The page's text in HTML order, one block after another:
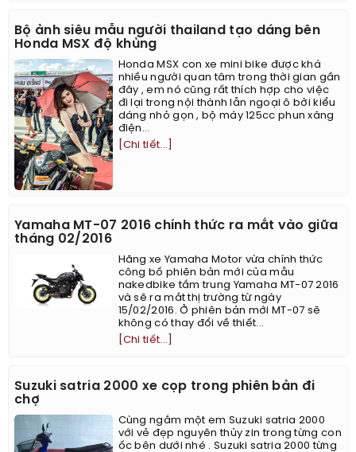
Bộ ảnh siêu mẫu người thailand tạo dáng bên
Honda MSX độ khủng
Honda MSX con xe mini bike được khá
nhiều người quan tâm trong thời gian gần
đây , em nó cũng rất thích hợp cho việc
đi lại trong nội thành lẫn ngoại ô bởi kiểu
dáng nhỏ gọn , bộ máy 125cc phun xăng
điện...
[Chi tiết...]
Yamaha MT-07 2016 chính thức ra mắt vào giữa
tháng 02/2016
Hãng xe Yamaha Motor vừa chính thức
công bố phiên bản mới của mẫu
nakedbike tầm trung Yamaha MT-07 2016
và sẽ ra mắt thị trường từ ngày
15/02/2016. Ở phiên bản mới MT-07 sẽ
không có thay đổi về thiết...
[Chi tiết...]
Suzuki satria 2000 xe cọp trong phiên bản đi
chợ
Cùng ngắm một em Suzuki satria 2000
với vẻ đẹp nguyên thủy zin trong từng con
ốc bên dưới nhé . Suzuki satria 2000 từng